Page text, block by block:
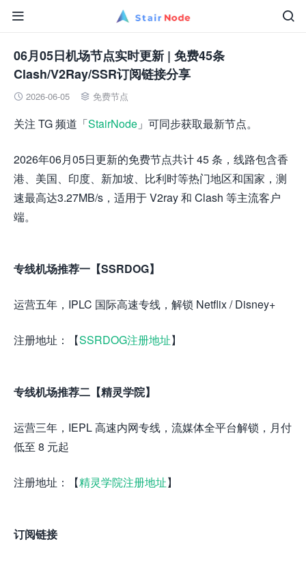


06月05日机场节点实时更新 | 免费45条
Clash/V2Ray/SSR订阅链接分享
 2026-06-05  免费节点
关注 TG 频道「StairNode 」可同步获取最新节点。
2026年06月05日更新的免费节点共计 45 条，线路包含香
港、美国、印度、新加坡、比利时等热门地区和国家，测
速最高达3.27MB/s，适用于 V2ray 和 Clash 等主流客户
端。
专线机场推荐一【SSRDOG】
运营五年，IPLC 国际高速专线，解锁 Netflix / Disney+
注册地址：【SSRDOG注册地址】
专线机场推荐二【精灵学院】
运营三年，IEPL 高速内网专线，流媒体全平台解锁，月付
低至 8 元起
注册地址：【精灵学院注册地址】
订阅链接